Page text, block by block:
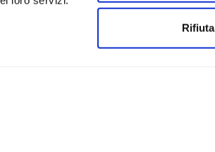
Rifiuta